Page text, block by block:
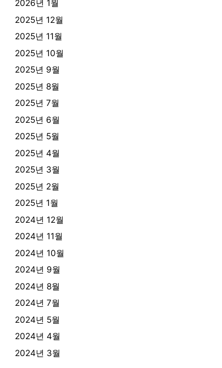
2026년 1월
2025년 12월
2025년 11월
2025년 10월
2025년 9월
2025년 8월
2025년 7월
2025년 6월
2025년 5월
2025년 4월
2025년 3월
2025년 2월
2025년 1월
2024년 12월
2024년 11월
2024년 10월
2024년 9월
2024년 8월
2024년 7월
2024년 5월
2024년 4월
2024년 3월